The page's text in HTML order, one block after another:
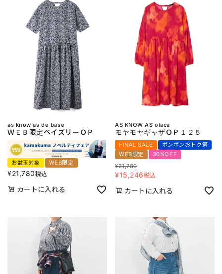
as know as de base
ＷＥＢ限定ペイズリーＯＰ
お盆玉対象 WEB限定
¥21,780税込
カートに入れる
AS KNOW AS olaca
モヤモヤギャザＯＰ１２５
FINAL SALE
ボンボンおトク祭
WEB限定
30%OFF
¥21,780
¥15,246税込
カートに入れる